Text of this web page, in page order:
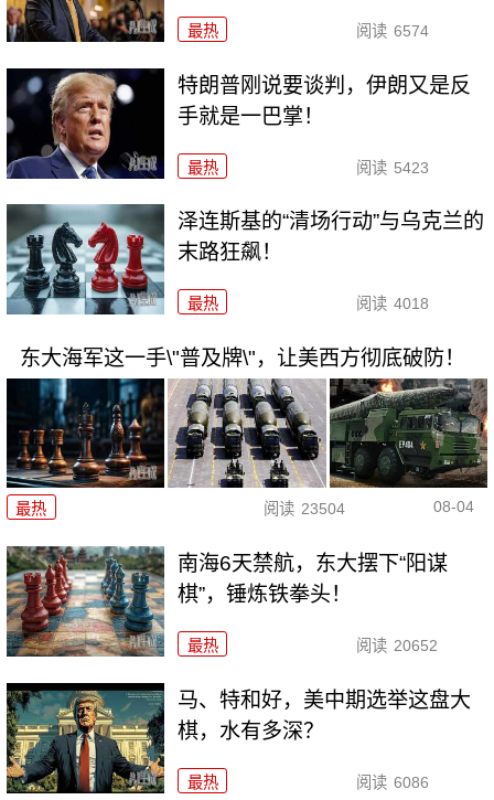
最热 阅读 6574
特朗普刚说要谈判，伊朗又是反
手就是一巴掌！
最热 阅读 5423
泽连斯基的“清场行动”与乌克兰的
末路狂飙！
最热 阅读 4018
东大海军这一手\"普及牌\"，让美西方彻底破防！
最热 阅读 23504 08-04
南海6天禁航，东大摆下“阳谋
棋”，锤炼铁拳头！
最热 阅读 20652
马、特和好，美中期选举这盘大
棋，水有多深？
最热 阅读 6086